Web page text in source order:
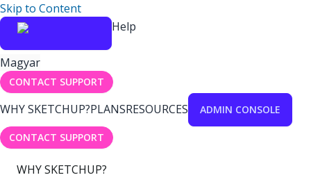
Skip to Content
Help
Magyar
CONTACT SUPPORT
WHY SKETCHUP?PLANSRESOURCES ADMIN CONSOLE
CONTACT SUPPORT
WHY SKETCHUP?